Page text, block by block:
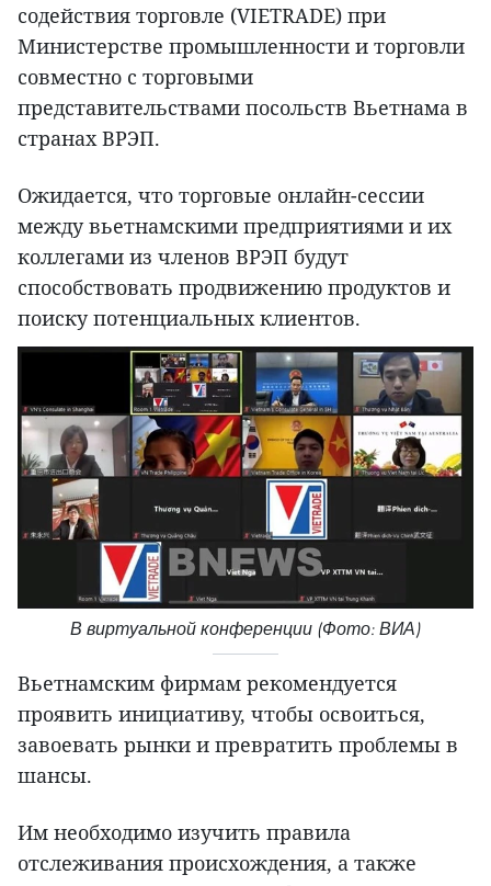
содействия торговле (VIETRADE) при
Министерстве промышленности и торговли
совместно с торговыми
представительствами посольств Вьетнама в
странах ВРЭП.
Ожидается, что торговые онлайн-сессии
между вьетнамскими предприятиями и их
коллегами из членов ВРЭП будут
способствовать продвижению продуктов и
поиску потенциальных клиентов.
В виртуальной конференции (Фото: ВИА)
Вьетнамским фирмам рекомендуется
проявить инициативу, чтобы освоиться,
завоевать рынки и превратить проблемы в
шансы.
Им необходимо изучить правила
отслеживания происхождения, а также